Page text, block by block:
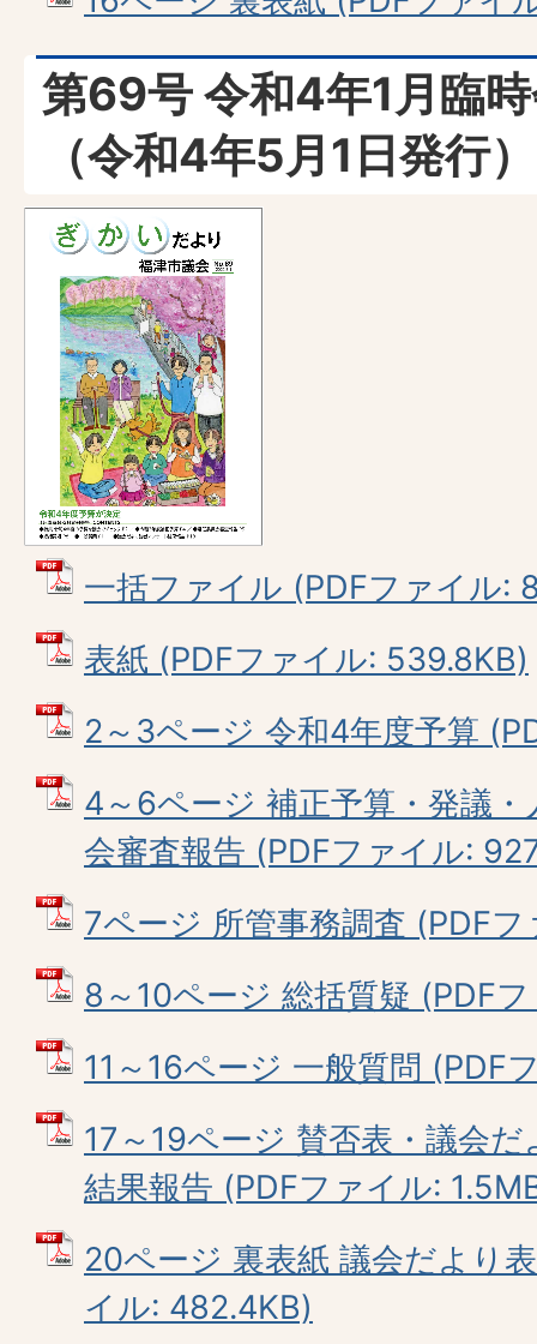
第69号 令和4年1月臨
（令和4年5月1日発行）
一括ファイル (PDFファイル:
表紙 (PDFファイル: 539.8KB)
2～3ページ 令和4年度予算
4～6ページ 補正予算・発議
会審査報告 (PDFファイル:
7ページ 所管事務調査 (PDF
8～10ページ 総括質疑 (PDF
11～16ページ 一般質問 (PDF
17～19ページ 賛否表・議会
結果報告 (PDFファイル:
20ページ 裏表紙 議会だより
イル: 482.4KB)